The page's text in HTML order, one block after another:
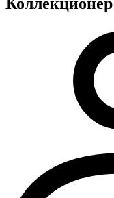
Коллекционер